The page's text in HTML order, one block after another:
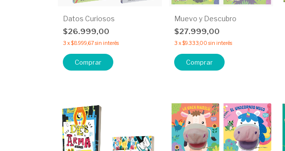
Datos Curiosos
$26.999,00
3 x$8.999,67sin interés
Comprar
Muevo y Descubro
$27.999,00
3 x$9.333,00 sin interés
Comprar